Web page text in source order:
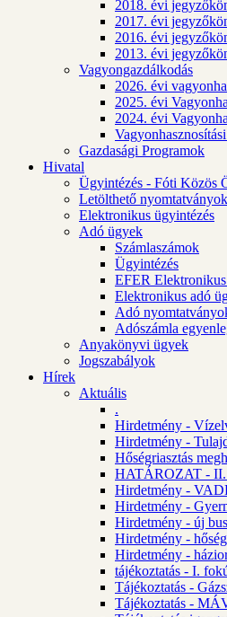
2018. évi
2017. évi
2016. évi
2013. évi
Vagyongazdálkodás
2026. évi
2025. évi
2024. évi
Gazdasági Programok
Hivatal
Ügyintézés - Fóti Közös
Letölthető nyomtatványok
Elektronikus ügyintézés
Adó ügyek
Számlaszámok
Ügyintézés
EFER
Elektronikus adó
Adó
Adószámla
Anyakönyvi ügyek
Jogszabályok
Hírek
Aktuális
.
Hirdetmény -
Hirdetmény -
Hőségriasztás
HATÁROZAT -
Hirdetmény -
Hirdetmény -
Hirdetmény - új
Hirdetmény -
Hirdetmény -
tájékoztatás - I.
Tájékoztatás -
Tájékoztatás -